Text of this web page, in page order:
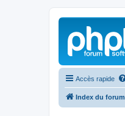
Accès rapide
Index du forum